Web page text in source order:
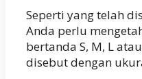
Seperti yang telah
Anda perlu
bertanda S, M, L
disebut dengan